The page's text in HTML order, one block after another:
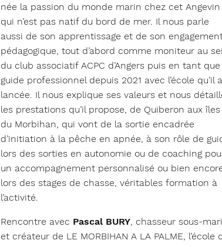
née la passion du monde marin chez cet Angevin
qui n’est pas natif du bord de mer. Il nous parle
aussi de son apprentissage et de son
pédagogique, tout d’abord comme moniteur au
du club associatif ACPC d’Angers puis en tant que
guide professionnel depuis 2021 avec l’école qu’il a
lancée. Il nous explique ses valeurs et nous
les prestations qu’il propose, de Quiberon aux îles
du Morbihan, qui vont de la sortie encadrée
d’initiation à la pêche en apnée, à son rôle de
lors des sorties en autonomie ou de coaching
un accompagnement personnalisé ou bien
lors des stages de chasse, véritables formation à
l’activité.
Rencontre avec Pascal BURY , chasseur sous-
et créateur de LE MORBIHAN A LA PALME, l’école